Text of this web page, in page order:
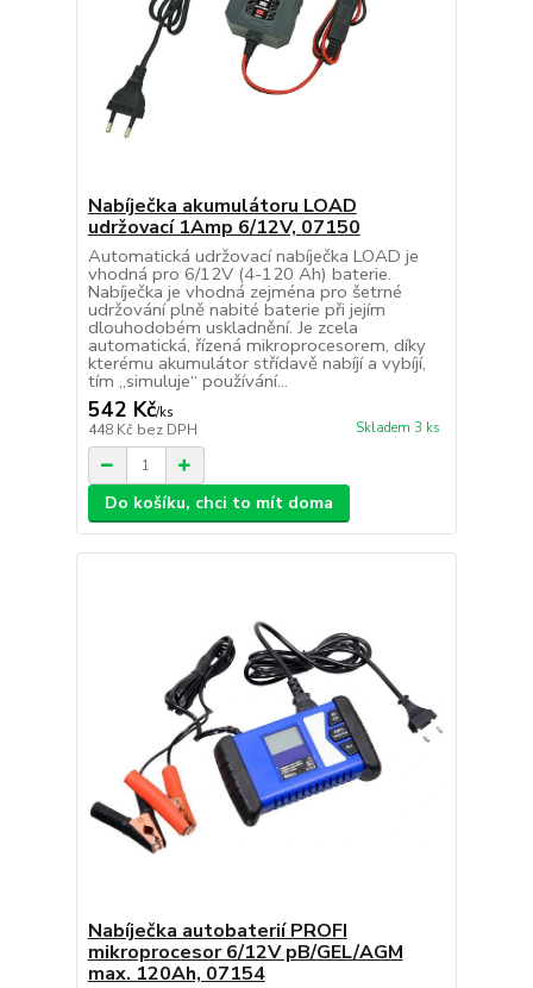
Nabíječka akumulátoru LOAD
udržovací 1Amp 6/12V, 07150
Automatická udržovací nabíječka LOAD je
vhodná pro 6/12V (4-120 Ah) baterie.
Nabíječka je vhodná zejména pro šetrné
udržování plně nabité baterie při jejím
dlouhodobém uskladnění. Je zcela
automatická, řízená mikroprocesorem, díky
kterému akumulátor střídavě nabíjí a vybíjí,
tím „simuluje“ používání...
542 Kč/ks
448 Kč bez DPH Skladem 3 ks
Do košíku, chci to mít doma
Nabíječka autobaterií PROFI
mikroprocesor 6/12V pB/GEL/AGM
max. 120Ah, 07154